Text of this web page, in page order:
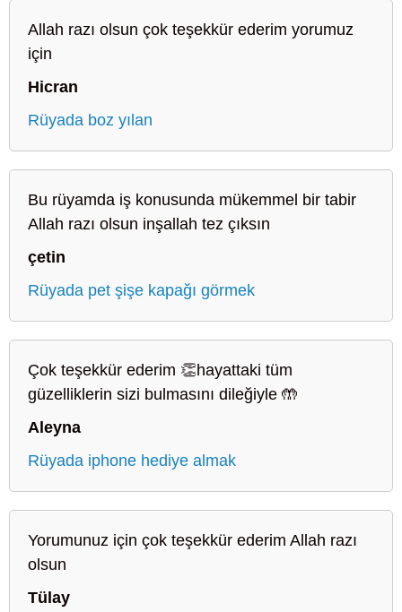
Allah razı olsun çok teşekkür ederim yorumuz
için
Hicran
Rüyada boz yılan
Bu rüyamda iş konusunda mükemmel bir tabir
Allah razı olsun inşallah tez çıksın
çetin
Rüyada pet şişe kapağı görmek
Çok teşekkür ederim 👏hayattaki tüm
güzelliklerin sizi bulmasını dileğiyle 🤲
Aleyna
Rüyada iphone hediye almak
Yorumunuz için çok teşekkür ederim Allah razı
olsun
Tülay